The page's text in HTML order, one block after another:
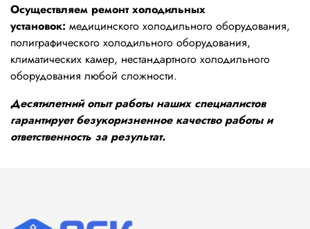
Осуществляем ремонт холодильных
установок: медицинского холодильного оборудования,
полиграфического холодильного оборудования,
климатических камер, нестандартного холодильного
оборудования любой сложности.
Десятилетний опыт работы наших специалистов
гарантирует безукоризненное качество работы и
ответственность за результат.